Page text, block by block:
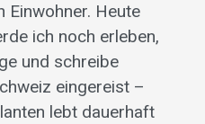
Einwohner. Heute
ich noch erleben,
und schreibe
eingereist –
lebt dauerhaft